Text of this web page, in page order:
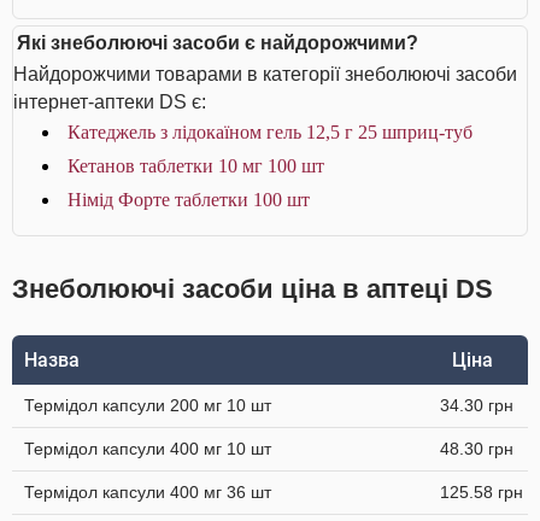
Які знеболюючі засоби є найдорожчими?
Найдорожчими товарами в категорії знеболюючі засоби
інтернет-аптеки DS є:
Катеджель з лідокаїном гель 12,5 г 25 шприц-туб
Кетанов таблетки 10 мг 100 шт
Німід Форте таблетки 100 шт
Знеболюючі засоби ціна в аптеці DS
Назва Ціна
Термідол капсули 200 мг 10 шт 34.30 грн
Термідол капсули 400 мг 10 шт 48.30 грн
Термідол капсули 400 мг 36 шт 125.58 грн